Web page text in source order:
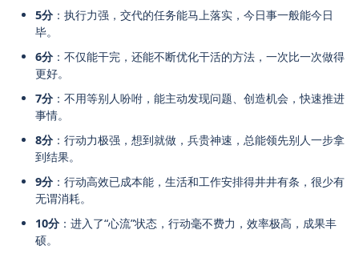
5分：执行力强，交代的任务能马上落实，今日事一般能今日
毕。
6分：不仅能干完，还能不断优化干活的方法，一次比一次做得
更好。
7分：不用等别人吩咐，能主动发现问题、创造机会，快速推进
事情。
8分：行动力极强，想到就做，兵贵神速，总能领先别人一步拿
到结果。
9分：行动高效已成本能，生活和工作安排得井井有条，很少有
无谓消耗。
10分：进入了“心流”状态，行动毫不费力，效率极高，成果丰
硕。